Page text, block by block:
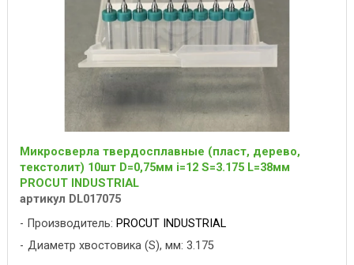
Микросверла твердосплавные (пласт, дерево,
текстолит) 10шт D=0,75мм i=12 S=3.175 L=38мм
PROCUT INDUSTRIAL
артикул DL017075
Производитель: PROCUT INDUSTRIAL
Диаметр хвостовика (S), мм: 3.175